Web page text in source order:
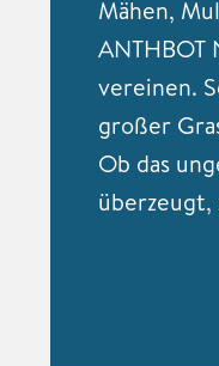
Mähen,
vereinen.
großer
Ob das
überzeugt,